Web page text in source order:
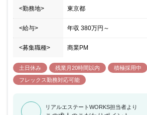
<勤務地> 東京都
<給与> 年収 380万円 ～
<募集職種> 商業PM
土日休み 残業月20時間以内
積極採用中
フレックス勤務対応可能
リアルエステートWORKS担当者より